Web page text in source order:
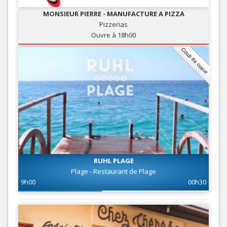
MONSIEUR PIERRE - MANUFACTURE A PIZZA
Pizzerias
Ouvre à 18h00
Coup de coeur
RUHL PLAGE
Plage - Restaurant de Plage
9h00
00h30